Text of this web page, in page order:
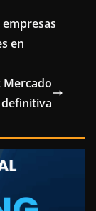
en
Mercado